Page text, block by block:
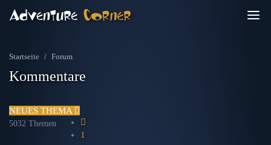
Startseite Forum
Kommentare
NEUES THEMA
5032 Themen
1